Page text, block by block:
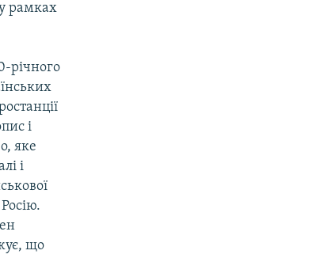
рамках
річного
і
яке
і
що